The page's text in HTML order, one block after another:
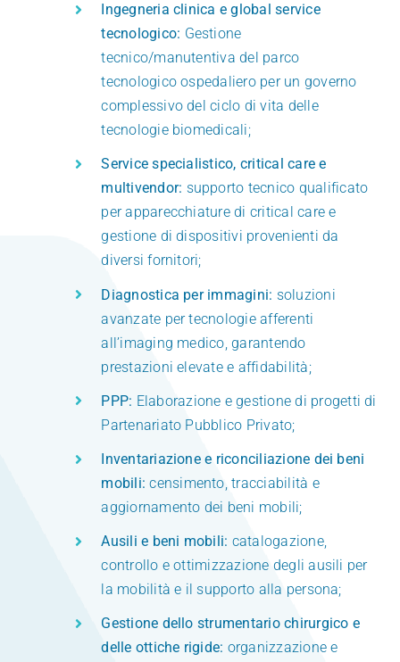
Ingegneria clinica e global service
tecnologico: Gestione
tecnico/manutentiva del parco
tecnologico ospedaliero per un governo
complessivo del ciclo di vita delle
tecnologie biomedicali;
Service specialistico, critical care e
multivendor: supporto tecnico qualificato
per apparecchiature di critical care e
gestione di dispositivi provenienti da
diversi fornitori;
Diagnostica per immagini: soluzioni
avanzate per tecnologie afferenti
all’imaging medico, garantendo
prestazioni elevate e affidabilità;
PPP: Elaborazione e gestione di progetti di
Partenariato Pubblico Privato;
Inventariazione e riconciliazione dei beni
mobili: censimento, tracciabilità e
aggiornamento dei beni mobili;
Ausili e beni mobili: catalogazione,
controllo e ottimizzazione degli ausili per
la mobilità e il supporto alla persona;
Gestione dello strumentario chirurgico e
delle ottiche rigide: organizzazione e